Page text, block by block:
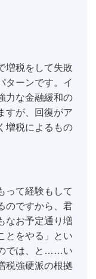
増税をして失敗
ターンです。イ
力な金融緩和の
すが、回復がア
増税によるもの
って経験もして
のですから、君
なお予定通り増
とをやる」とい
では、と……い
税強硬派の根拠